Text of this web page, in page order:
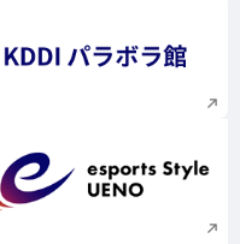
新規ウィンドウで
新規ウィンドウで